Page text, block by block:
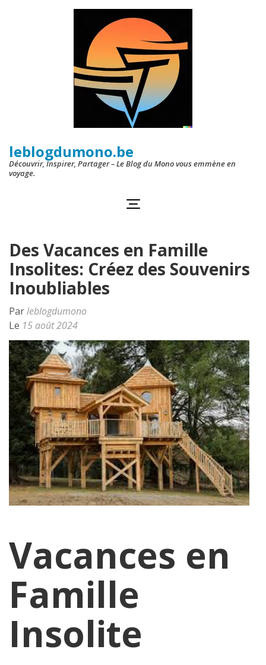
leblogdumono.be
Découvrir, Inspirer, Partager – Le Blog du Mono vous emmène en
voyage.
Des Vacances en Famille
Insolites: Créez des Souvenirs
Inoubliables
Parleblogdumono
Le 15 août 2024
Vacances en
Famille
Insolite